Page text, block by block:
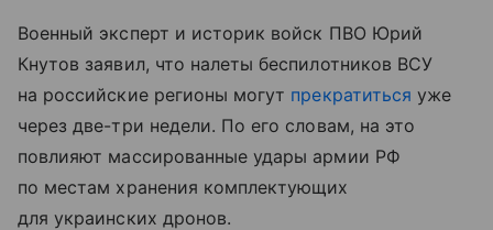
Военный эксперт и историк войск ПВО Юрий
Кнутов заявил, что налеты беспилотников ВСУ
на российские регионы могут прекратиться уже
через две-три недели. По его словам, на это
повлияют массированные удары армии РФ
по местам хранения комплектующих
для украинских дронов.